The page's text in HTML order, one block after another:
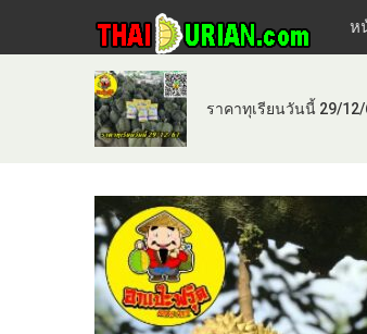
ห
ราคาทุเรียนวันนี้ 29/